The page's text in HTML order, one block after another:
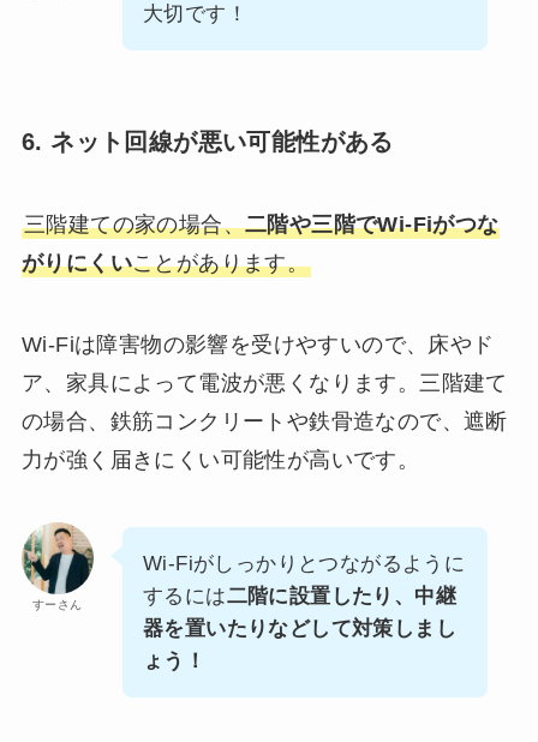
大切です！
6. ネット回線が悪い可能性がある
三階建ての家の場合、二階や三階でWi-Fiがつな
がりにくいことがあります。
Wi-Fiは障害物の影響を受けやすいので、床やド
ア、家具によって電波が悪くなります。三階建て
の場合、鉄筋コンクリートや鉄骨造なので、遮断
力が強く届きにくい可能性が高いです。
すーさん
Wi-Fiがしっかりとつながるように
するには二階に設置したり、中継
器を置いたりなどして対策しまし
ょう！